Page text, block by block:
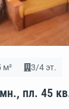
м² 3/4 эт.
пл. 45